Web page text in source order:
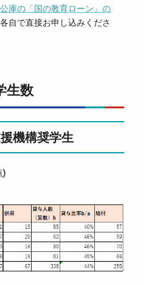
庫の「国の教育ローン」の
自で直接お申し込みくださ
生数
機構奨学生
)